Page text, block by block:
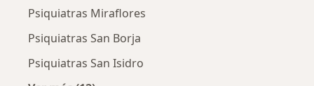
Psiquiatras Miraflores
Psiquiatras San Borja
Psiquiatras San Isidro